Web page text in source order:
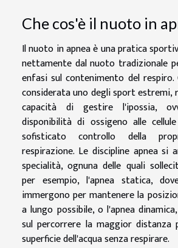
Che cos'è il nuoto in
Il nuoto in apnea è una pratica
nettamente dal nuoto tradizionale
enfasi sul contenimento del respiro.
considerata uno degli sport estremi,
capacità di gestire l'ipossia,
disponibilità di ossigeno alle
sofisticato controllo della
respirazione. Le discipline apnea si
specialità, ognuna delle quali
per esempio, l'apnea statica,
immergono per mantenere la
a lungo possibile, o l'apnea
sul percorrere la maggior distanza
superficie dell'acqua senza respirare.